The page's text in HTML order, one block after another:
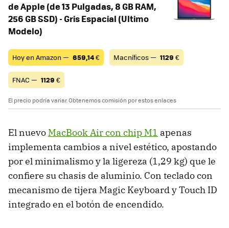
de Apple (de 13 Pulgadas, 8 GB RAM,
256 GB SSD) - Gris Espacial (Ultimo
Modelo)
Hoy en Amazon — 659,14€ Macníficos — 1129 €
FNAC — 1129 €
El precio podría variar. Obtenemos comisión por estos enlaces
El nuevo MacBook Air con chip M1 apenas
implementa cambios a nivel estético, apostando
por el minimalismo y la ligereza (1,29 kg) que le
confiere su chasis de aluminio. Con teclado con
mecanismo de tijera Magic Keyboard y Touch ID
integrado en el botón de encendido.